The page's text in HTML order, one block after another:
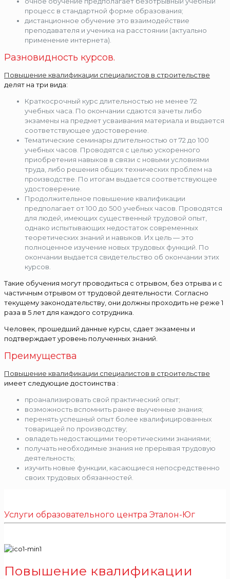
процесс в стандартной форме образования;
дистанционное обучение это взаимодействие
преподавателя и ученика на расстоянии (актуально
применение интернета).
Разновидность курсов.
Повышение квалификации специалистов в строительстве
делят на три вида:
Краткосрочный курс длительностью не менее 72
учебных часа. По окончании сдаются зачеты либо
экзамены на предмет усваивания материала и выдается
соответствующее удостоверение.
Тематические семинары длительностью от 72 до 100
учебных часов. Проводятся с целью ускоренного
приобретения навыков в связи с новыми условиями
труда, либо решения общих технических проблем на
производстве. По итогам выдается соответствующее
удостоверение.
Продолжительное повышение квалификации
предполагает от 100 до 500 учебных часов. Проводятся
для людей, имеющих существенный трудовой опыт,
однако испытывающих недостаток современных
теоретических знаний и навыков. Их цель — это
полноценное изучение новых трудовых функций. По
окончании выдается свидетельство об окончании этих
курсов.
Такие обучения могут проводиться с отрывом, без отрыва и с
частичным отрывом от трудовой деятельности. Согласно
текущему законодательству, они должны проходить не реже 1
раза в 5 лет для каждого сотрудника.
Человек, прошедший данные курсы, сдает экзамены и
подтверждает уровень полученных знаний.
Преимущества
Повышение квалификации специалистов в строительстве
имеет следующие достоинства :
проанализировать свой практический опыт;
возможность вспомнить ранее выученные знания;
перенять успешный опыт более квалифицированных
товарищей по производству;
овладеть недостающими теоретическими знаниями;
получать необходимые знания не прерывая трудовую
деятельность;
изучить новые функции, касающиеся непосредственно
своих трудовых обязанностей.
Услуги образовательного центра Эталон-Юг
Повышение квалификации